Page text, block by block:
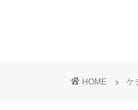
HOME ケ